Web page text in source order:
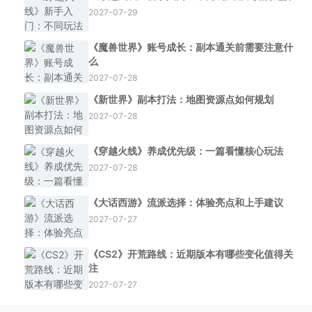
2027-07-29
《魔兽世界》账号成长：副本通关前需要注意什
么
2027-07-28
《新世界》副本打法：地图资源点如何规划
2027-07-28
《穿越火线》养成优先级：一篇看懂核心玩法
2027-07-28
《大话西游》流派选择：体验亮点和上手建议
2027-07-27
《CS2》开荒路线：近期版本有哪些变化值得关
注
2027-07-27